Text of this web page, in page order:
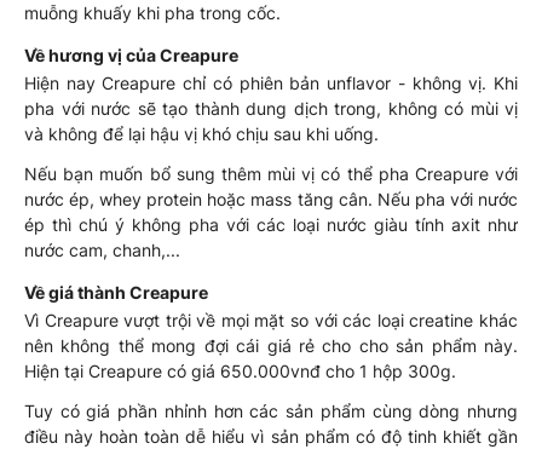
muỗng khuấy khi pha trong cốc.
Về hương vị của Creapure
Hiện nay Creapure chỉ có phiên bản unflavor - không vị. Khi
pha với nước sẽ tạo thành dung dịch trong, không có mùi vị
và không để lại hậu vị khó chịu sau khi uống.
Nếu bạn muốn bổ sung thêm mùi vị có thể pha Creapure với
nước ép, whey protein hoặc mass tăng cân. Nếu pha với nước
ép thì chú ý không pha với các loại nước giàu tính axit như
nước cam, chanh,...
Về giá thành Creapure
Vì Creapure vượt trội về mọi mặt so với các loại creatine khác
nên không thể mong đợi cái giá rẻ cho cho sản phẩm này.
Hiện tại Creapure có giá 650.000vnđ cho 1 hộp 300g.
Tuy có giá phần nhỉnh hơn các sản phẩm cùng dòng nhưng
điều này hoàn toàn dễ hiểu vì sản phẩm có độ tinh khiết gần